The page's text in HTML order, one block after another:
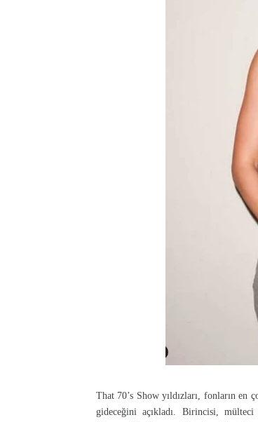
That 70’s Show yıldızları, fonların en
gideceğini açıkladı. Birincisi,